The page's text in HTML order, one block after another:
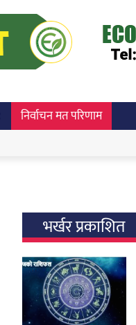
निर्वाचन मत परिणाम
भर्खर प्रकाशित